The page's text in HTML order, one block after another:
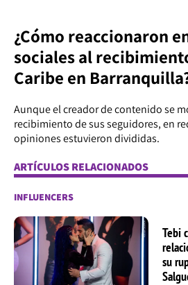
¿Cómo reaccionaron
sociales al
Caribe en
Aunque el creador de contenido se
recibimiento de sus seguidores, en
opiniones estuvieron divididas.
ARTÍCULOS RELACIONADOS
INFLUENCERS
Tebi
su